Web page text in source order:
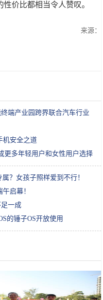
价比都相当令人赞叹。
来源：
端产业园跨界联合汽车行业
机安全之道
更多年轻用户和女性用户选择
？女孩子照样爱到不行！
启幕！
一成
的锤子OS开放使用